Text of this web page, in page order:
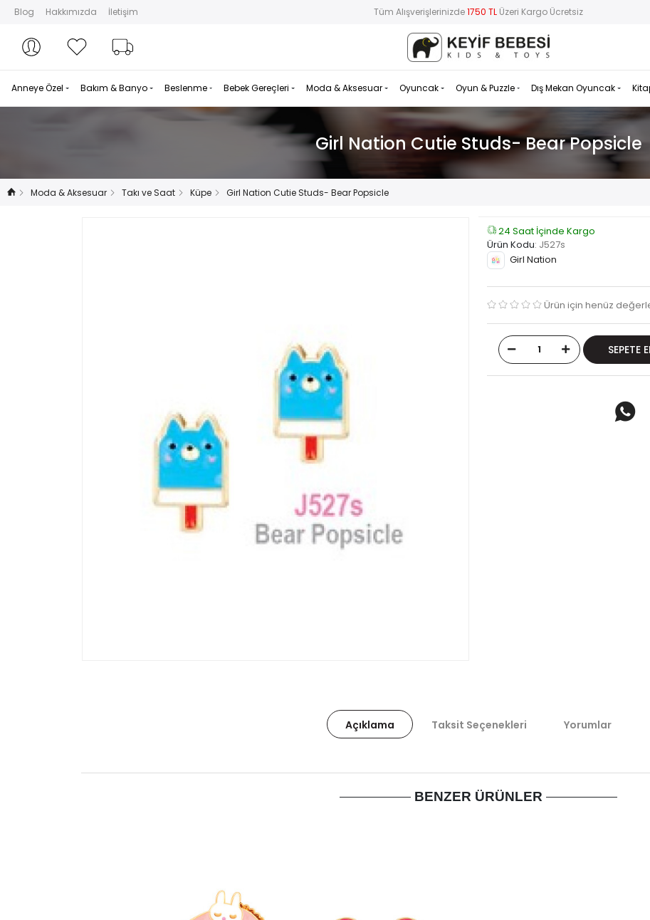
Blog Hakkımızda İletişim Tüm Alışverişlerinizde1750 TL Üzeri Kargo Ücretsiz
Hesabım
Hesabım Favorilerim
Anneye Özel Bakım & Banyo Beslenme Bebek Gereçleri Moda & Aksesuar Oyuncak Oyun & Puzzle Dış Mekan Oyuncak
Girl Nation Cutie Studs- Bear Popsicle
Moda & Aksesuar Takı ve Saat Küpe Girl Nation Cutie Studs- Bear Popsicle
24 Saat İçinde Kargo
Ürün Kodu: J527s
Girl Nation
Ürün için henüz
SEPETE
Açıklama Taksit Seçenekleri Yorumlar
BENZER ÜRÜNLER